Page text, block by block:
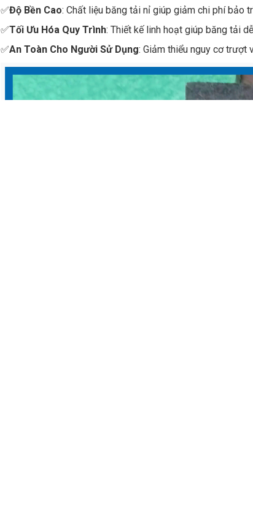
✅Độ Bền Cao: Chất liệu băng tải nỉ giúp giảm chi phí bảo
✅Tối Ưu Hóa Quy Trình: Thiết kế linh hoạt giúp băng tải
✅An Toàn Cho Người Sử Dụng: Giảm thiểu nguy cơ trượt